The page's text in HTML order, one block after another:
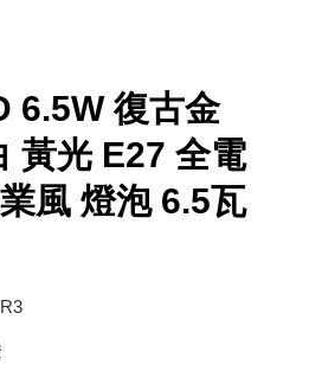
6.5W 復古金
黃光 E27 全電
風 燈泡 6.5瓦